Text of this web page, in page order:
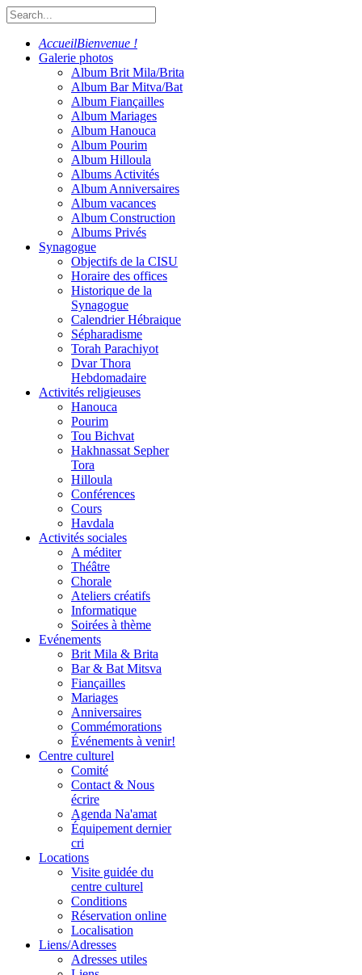
AccueilBienvenue !
Galerie photos
Album Brit Mila/Brita
Album Bar Mitva/Bat
Album Fiançailles
Album Mariages
Album Hanouca
Album Pourim
Album Hilloula
Albums Activités
Album Anniversaires
Album vacances
Album Construction
Albums Privés
Synagogue
Objectifs de la CISU
Horaire des offices
Historique de la
Synagogue
Calendrier Hébraique
Sépharadisme
Torah Parachiyot
Dvar Thora
Hebdomadaire
Activités religieuses
Hanouca
Pourim
Tou Bichvat
Hakhnassat Sepher
Tora
Hilloula
Conférences
Cours
Havdala
Activités sociales
A méditer
Théâtre
Chorale
Ateliers créatifs
Informatique
Soirées à thème
Evénements
Brit Mila & Brita
Bar & Bat Mitsva
Fiançailles
Mariages
Anniversaires
Commémorations
Événements à venir!
Centre culturel
Comité
Contact & Nous
écrire
Agenda Na'amat
Équipement dernier
cri
Locations
Visite guidée du
centre culturel
Conditions
Réservation online
Localisation
Liens/Adresses
Adresses utiles